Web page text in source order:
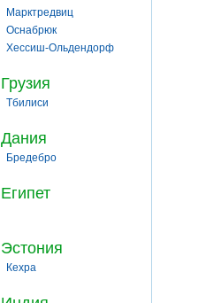
Марктредвиц
Оснабрюк
Хессиш-Ольдендорф
Грузия
Тбилиси
Дания
Бредебро
Египет
Эстония
Кехра